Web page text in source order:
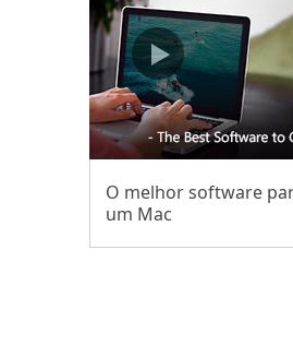
O melhor software
um Mac